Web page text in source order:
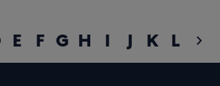
chevron_right
E F G H I J K L M